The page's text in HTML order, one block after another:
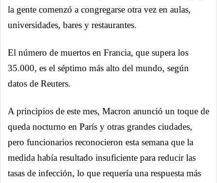
la gente comenzó a congregarse otra vez en aulas,
universidades, bares y restaurantes.
El número de muertos en Francia, que supera los
35.000, es el séptimo más alto del mundo, según
datos de Reuters.
A principios de este mes, Macron anunció un toque de
queda nocturno en París y otras grandes ciudades,
pero funcionarios reconocieron esta semana que la
medida había resultado insuficiente para reducir las
tasas de infección, lo que requería una respuesta más